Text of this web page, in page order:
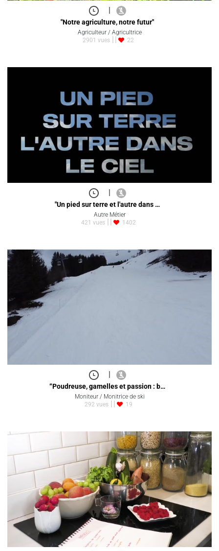
"Notre agriculture, notre futur"
Agriculteur / Agricultrice
2901 vues
22
|
"Un pied sur terre et l'autre dans …
Autre Métier
421 vues
1402
“Poudreuse, gamelles et passion : b…
Moniteur / Monitrice de ski
292 vues
19